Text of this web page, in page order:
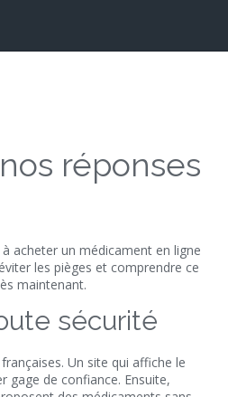
réponses
acheter un médicament en ligne
les pièges et comprendre ce
maintenant.
sécurité
Un site qui affiche le
gage de confiance. Ensuite,